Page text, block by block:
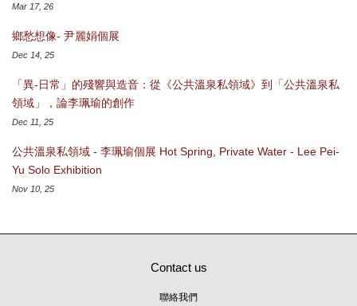
Mar 17, 26
鄉愁想像- 尹麗娟個展
Dec 14, 25
「異-日常」的殘響與造音：從《公共溫泉私領域》到「公共溫泉私
領域」，論李珮瑜的創作
Dec 11, 25
公共溫泉私領域 - 李珮瑜個展 Hot Spring, Private Water - Lee Pei-
Yu Solo Exhibition
Nov 10, 25
Contact us
聯絡我們